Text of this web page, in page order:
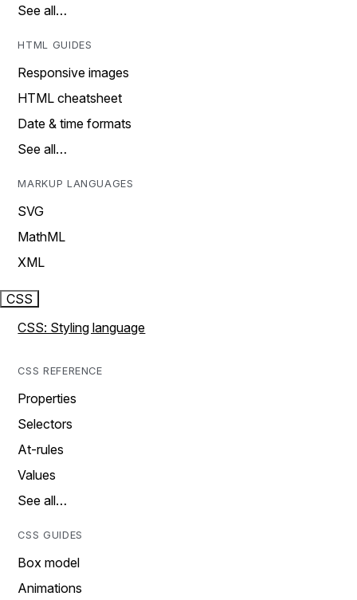
See all…
HTML GUIDES
Responsive images
HTML cheatsheet
Date & time formats
See all…
MARKUP LANGUAGES
SVG
MathML
XML
CSS
CSS: Styling language
CSS REFERENCE
Properties
Selectors
At-rules
Values
See all…
CSS GUIDES
Box model
Animations